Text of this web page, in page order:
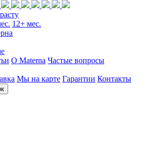
12+ мес.
O Materna Частые вопросы
Мы на карте Гарантии Контакты